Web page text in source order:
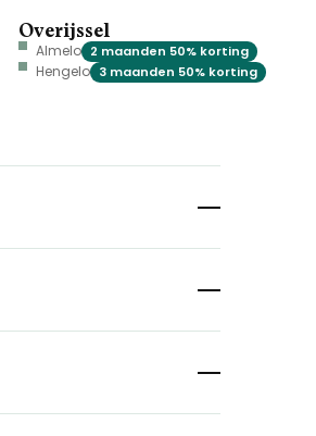
Overijssel
Almelo 2 maanden 50% korting
Hengelo 3 maanden 50% korting